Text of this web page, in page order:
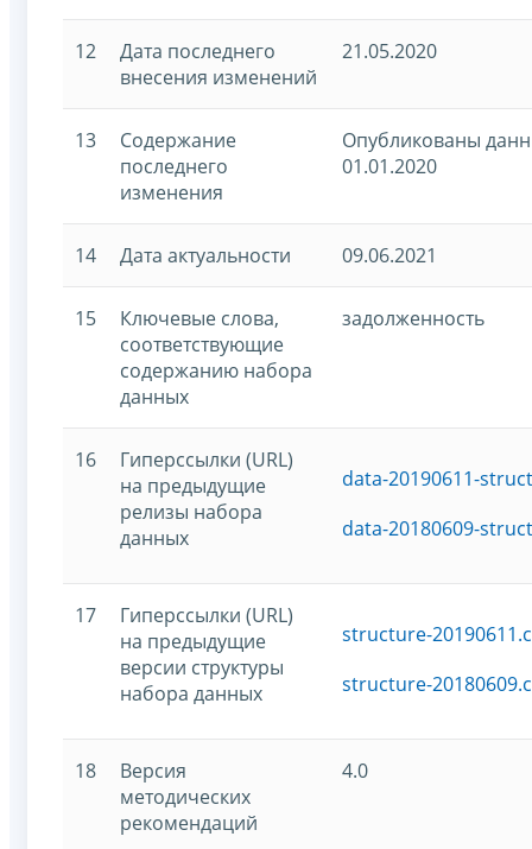
12
Дата последнего
внесения изменений
21.05.2020
13
Содержание
последнего
изменения
Опубликованы
01.01.2020
14 Дата актуальности 09.06.2021
15
Ключевые слова,
соответствующие
содержанию набора
данных
задолженность
16
Гиперссылки (URL)
на предыдущие
релизы набора
данных
data-20190611-
data-20180609-
17
Гиперссылки (URL)
на предыдущие
версии структуры
набора данных
structure-
structure-
18
Версия
методических
рекомендаций
4.0